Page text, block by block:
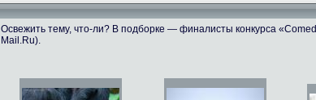
Освежить тему, что-ли? В подборке — финалисты конкурса
Mail.Ru).